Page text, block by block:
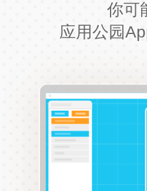
你可
应用公园